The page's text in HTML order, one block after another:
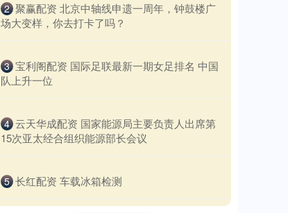
2 ​聚赢配资 北京中轴线申遗一周年，钟鼓楼广
场大变样，你去打卡了吗？
3 ​宝利阁配资 国际足联最新一期女足排名 中国
队上升一位
4 ​云天华成配资 国家能源局主要负责人出席第
15次亚太经合组织能源部长会议
5 ​长红配资 车载冰箱检测